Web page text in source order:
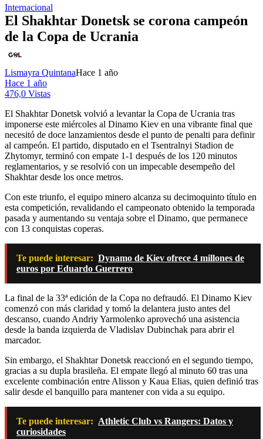
Internacional
El Shakhtar Donetsk se corona campeón
de la Copa de Ucrania
Lismayra QuintanaHace 1 año
Hace 1 año
476,0 Vistas
El Shakhtar Donetsk volvió a levantar la Copa de Ucrania tras
imponerse este miércoles al Dinamo Kiev en una vibrante final que
necesitó de doce lanzamientos desde el punto de penalti para definir
al campeón. El partido, disputado en el Tsentralnyi Stadion de
Zhytomyr, terminó con empate 1-1 después de los 120 minutos
reglamentarios, y se resolvió con un impecable desempeño del
Shakhtar desde los once metros.
Con este triunfo, el equipo minero alcanza su decimoquinto título en
esta competición, revalidando el campeonato obtenido la temporada
pasada y aumentando su ventaja sobre el Dinamo, que permanece
con 13 conquistas coperas.
Te puede interesar: Dynamo de Kiev ofrece 4 millones de
euros por Eduardo Guerrero
La final de la 33ª edición de la Copa no defraudó. El Dinamo Kiev
comenzó con más claridad y tomó la delantera justo antes del
descanso, cuando Andriy Yarmolenko aprovechó una asistencia
desde la banda izquierda de Vladislav Dubinchak para abrir el
marcador.
Sin embargo, el Shakhtar Donetsk reaccionó en el segundo tiempo,
gracias a su dupla brasileña. El empate llegó al minuto 60 tras una
excelente combinación entre Alisson y Kaua Elias, quien definió tras
salir desde el banquillo para mantener con vida a su equipo.
Te puede interesar: Athletic Club vs Rangers: Datos y
curiosidades